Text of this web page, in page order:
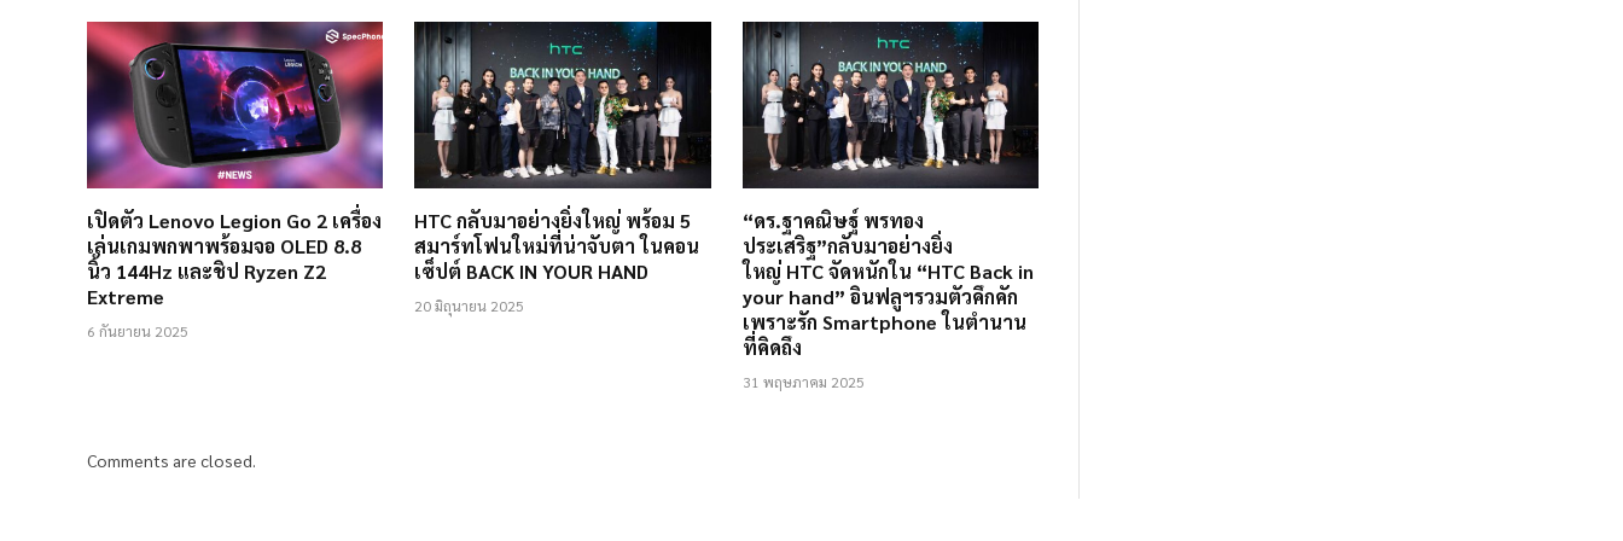
เปิดตัว Lenovo Legion Go 2 เครื่อง
เล่นเกมพกพาพร้อมจอ OLED 8.8
นิ้ว 144Hz และชิป Ryzen Z2
Extreme
6 กันยายน 2025
HTC กลับมาอย่างยิ่งใหญ่ พร้อม 5
สมาร์ทโฟนใหม่ที่น่าจับตา ในคอน
เซ็ปต์ BACK IN YOUR HAND
20 มิถุนายน 2025
“ดร.ฐาคณิษฐ์ พรทอง
ประเสริฐ”กลับมาอย่างยิ่ง
ใหญ่ HTC จัดหนักใน “HTC Back in
your hand” อินฟลูฯรวมตัวคึกคัก
เพราะรัก Smartphone ในตำนาน
ที่คิดถึง
31 พฤษภาคม 2025
Comments are closed.